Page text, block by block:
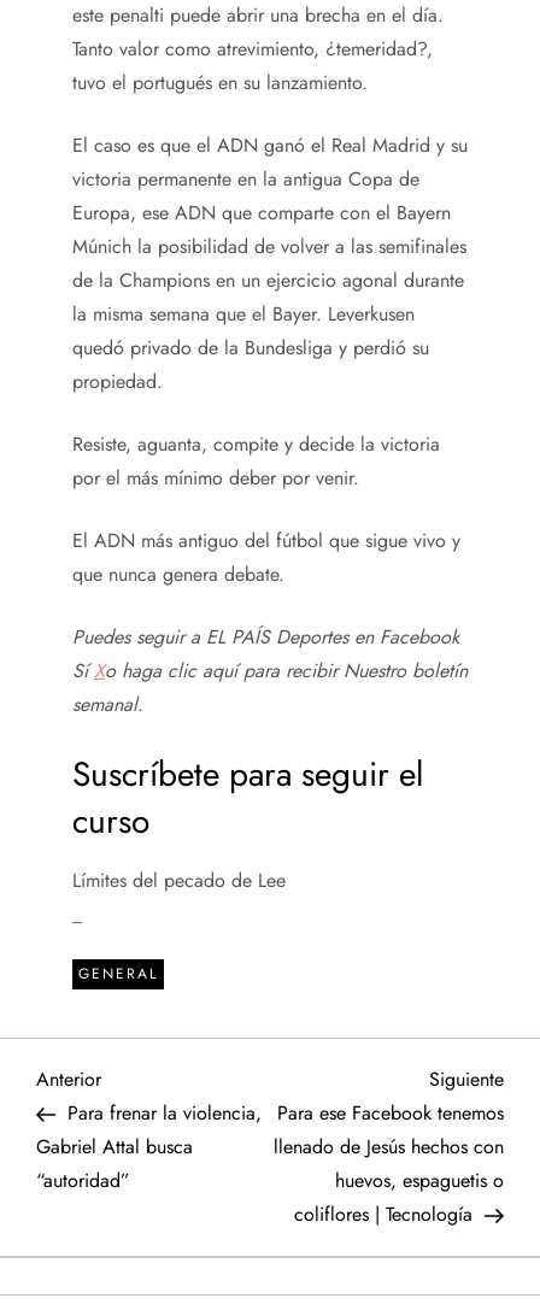
este penalti puede abrir una brecha en el día.
Tanto valor como atrevimiento, ¿temeridad?,
tuvo el portugués en su lanzamiento.
El caso es que el ADN ganó el Real Madrid y su
victoria permanente en la antigua Copa de
Europa, ese ADN que comparte con el Bayern
Múnich la posibilidad de volver a las semifinales
de la Champions en un ejercicio agonal durante
la misma semana que el Bayer. Leverkusen
quedó privado de la Bundesliga y perdió su
propiedad.
Resiste, aguanta, compite y decide la victoria
por el más mínimo deber por venir.
El ADN más antiguo del fútbol que sigue vivo y
que nunca genera debate.
Puedes seguir a EL PAÍS Deportes en Facebook
SíXo haga clic aquí para recibirNuestro boletín
semanal.
Suscríbete para seguir el
curso
Límites del pecado de Lee
GENERAL
N
a
v
e
Entrada
anterior
Anterior
Para frenar la violencia,
Gabriel Attal busca
“autoridad”
Siguiente
Para ese Facebook tenemos
llenado de Jesús hechos con
huevos, espaguetis o
coliflores | Tecnología